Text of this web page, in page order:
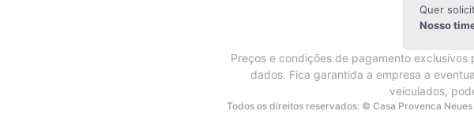
Quer
Nosso
Preços e condições de pagamento
dados. Fica garantida a empresa a
veiculados,
Todos os direitos reservados: © Casa Provenca